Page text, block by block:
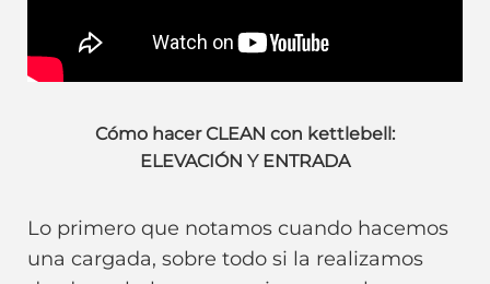
Cómo hacer CLEAN con kettlebell:
ELEVACIÓN Y ENTRADA
Lo primero que notamos cuando hacemos
una cargada, sobre todo si la realizamos